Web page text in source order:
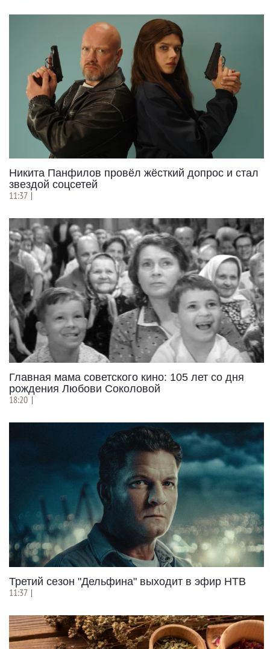
Никита Панфилов провёл жёсткий допрос и стал
звездой соцсетей
11:37
Главная мама советского кино: 105 лет со дня
рождения Любови Соколовой
18:20 |
Третий сезон "Дельфина" выходит в эфир НТВ
11:37 |